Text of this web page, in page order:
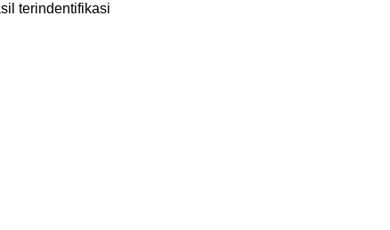
terindentifikasi